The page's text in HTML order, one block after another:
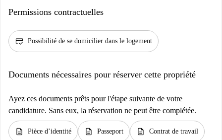
Permissions contractuelles
credit_score Possibilité de se domicilier dans le logement
Documents nécessaires pour réserver cette propriété
Ayez ces documents prêts pour l'étape suivante de votre
candidature. Sans eux, la réservation ne peut être complétée.
description Pièce d’identité description Passeport description Contrat de travail